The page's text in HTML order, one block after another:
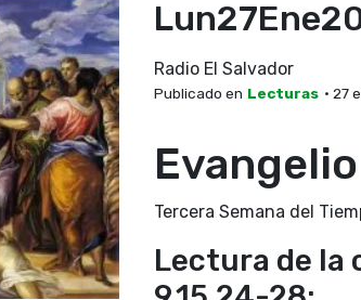
Radio El Salvador
Publicado en Lecturas • 27
Tercera Semana del
Lectura de la